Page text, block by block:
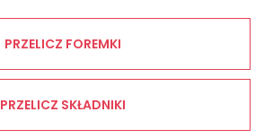
PRZELICZ FOREMKI
PRZELICZ SKŁADNIKI